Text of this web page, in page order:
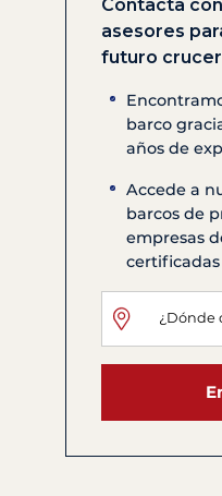
Contacta
asesores
futuro
barco
años de
Accede a
barcos de
empresas
certificadas